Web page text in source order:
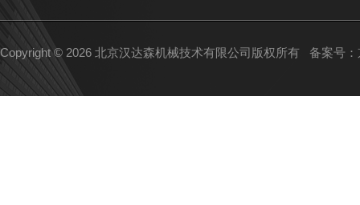
Copyright © 2026 北京汉达森机械技术有限公司版权所有 备案号：